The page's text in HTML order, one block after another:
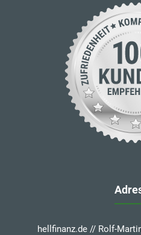
hellfinanz.de // Rolf-